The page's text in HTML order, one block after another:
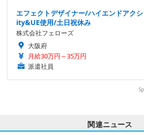
エフェクトデザイナー/ハイエンドアク
ity&UE使用/土日祝休み
株式会社フェローズ
大阪府
月給30万円～35万円
派遣社員
関連ニュース